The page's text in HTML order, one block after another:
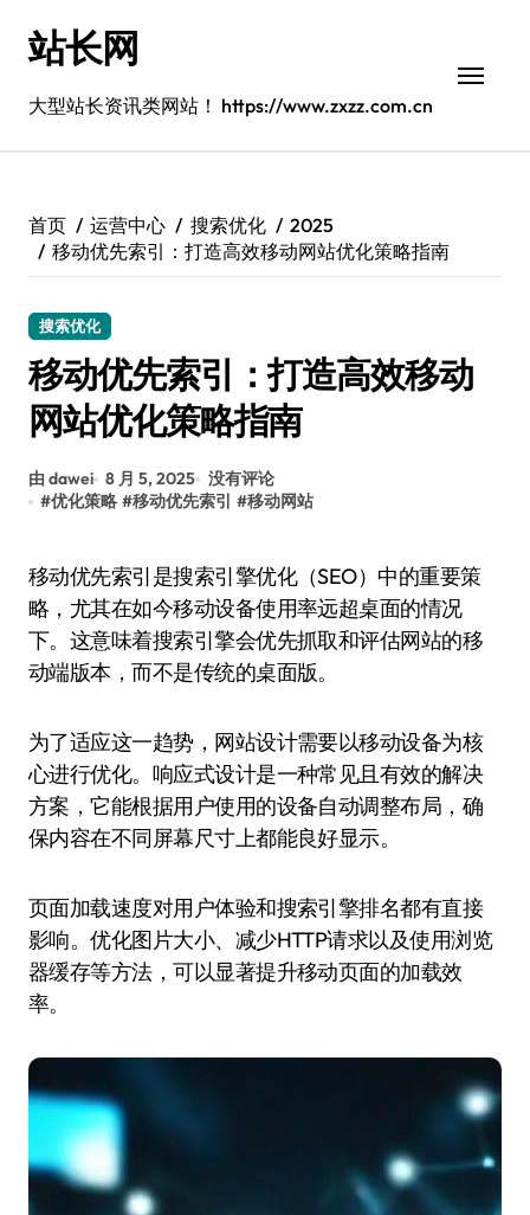
站长网
大型站长资讯类网站！ https://www.zxzz.com.cn
首页 运营中心 搜索优化
2025
移动优先索引：打造高效移动网站优化策略指南
搜索优化
移动优先索引：打造高效移动
网站优化策略指南
由 dawei 8 月 5, 2025 没有评论
#优化策略 #移动优先索引 #移动网站
移动优先索引是搜索引擎优化（SEO）中的重要策
略，尤其在如今移动设备使用率远超桌面的情况
下。这意味着搜索引擎会优先抓取和评估网站的移
动端版本，而不是传统的桌面版。
为了适应这一趋势，网站设计需要以移动设备为核
心进行优化。响应式设计是一种常见且有效的解决
方案，它能根据用户使用的设备自动调整布局，确
保内容在不同屏幕尺寸上都能良好显示。
页面加载速度对用户体验和搜索引擎排名都有直接
影响。优化图片大小、减少HTTP请求以及使用浏览
器缓存等方法，可以显著提升移动页面的加载效
率。